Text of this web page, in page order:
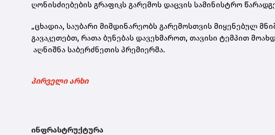
ღონისძიებების გრაფიკს გარემოს დაცვის სამინისტრო
„ცხადია, საუბარი მიმდინარეობს გარემოსთვის მიყენებულ
გავაკეთებთ, რათა ბუნებას დავეხმაროთ, თავისი ტემპით
აღნიშნა საბერძნეთის პრემიერმა.
პირველი არხი
ინფრასტრუქტურა